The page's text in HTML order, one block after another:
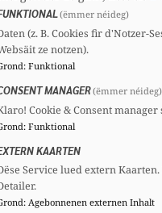
des
questions
:
étudiants
anciens
(ëmmer néideg)
(z. B. Cookies fir d'Notzer-
ze notzen).
: Funktional
MANAGER(ëmmer néideg)
Cookie & Consent
: Funktional
KAARTEN
Service lued extern
: Agebonnenen externen Inhalt